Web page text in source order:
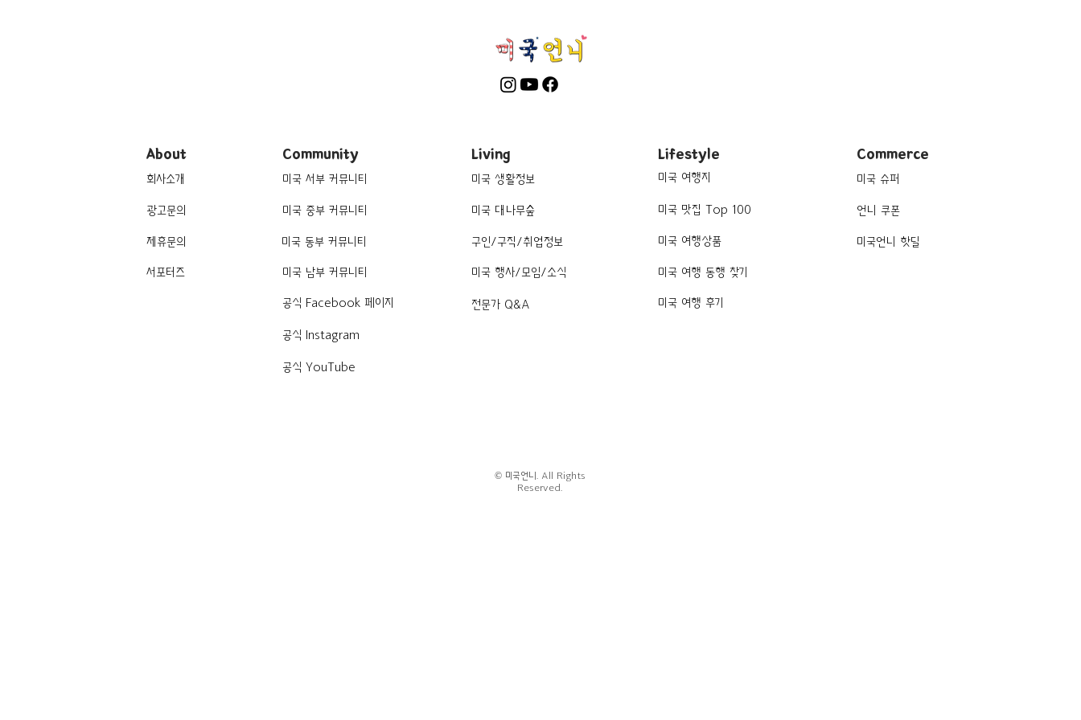
About
회사소개
광고문의
제휴문의
서포터즈
Community
미국 서부 커뮤니티
미국 중부 커뮤니티
미국 동부 커뮤니티
미국 남부 커뮤니티
공식 Facebook 페이지
공식 Instagram
공식 YouTube
Living
미국 생활정보
미국 대나무숲
구인/구직/취업정보
미국 행사/모임/소식
전문가 Q&A
Lifestyle
미국 여행지
미국 맛집 Top 100
미국 여행상품
미국 여행 동행 찾기
미국 여행 후기
Commerce
미국 슈퍼
언니 쿠폰
미국언니 핫딜
© 미국언니. All Rights
Reserved.